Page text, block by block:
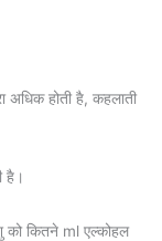
अधिक होती है, कहलाती
है।
को कितने ml एल्कोहल